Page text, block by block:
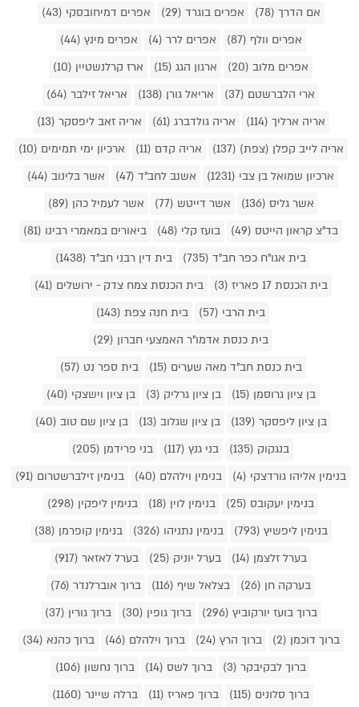
אם הדרך (78)
אפרים בוגרד (29)
אפרים דמיחובסקי (43)
אפרים וולף (87)
אפרים לרר (4)
אפרים מינץ (44)
אפרים מלוב (20)
ארגון הגג (15)
ארז קרלנשטיין (10)
ארי הלברשטם (37)
אריאל גורן (138)
אריאל זילבר (64)
אריה ארליך (114)
אריה גולדברג (61)
אריה זאב ליפסקר (13)
אריה לייב קפלן (צפת) (137)
אריה קדם (11)
ארכיון ימי תמימים (10)
ארכיון שמואל בן צבי (1231)
אשנב לחב"ד (47)
אשר בלינוב (44)
אשר גליס (136)
אשר דייטש (77)
אשר לעמיל כהן (89)
בד"צ קראון הייטס (49)
בועז קלי (48)
ביאורים במאמרי רבינו (81)
בית אגו"ח כפר חב"ד (735)
בית דין רבני חב"ד (1438)
בית הכנסת 17 פאריז (3)
בית הכנסת צמח צדק - ירושלים (41)
בית הרבי (57)
בית חנה צפת (143)
בית כנסת אדמו"ר האמצעי חברון (29)
בית כנסת חב"ד מאה שערים (15)
בית ספר נט (57)
בן ציון גרוסמן (15)
בן ציון גרליק (3)
בן ציון וישצקי (40)
בן ציון ליפסקר (139)
בן ציון שגלוב (13)
בן ציון שם טוב (40)
בנגקוק (135)
בני גנץ (117)
בני פרידמן (205)
בנימין אליהו גורדצקי (4)
בנימין וילהלם (40)
בנימין זילברשטרום (91)
בנימין יעקובס (25)
בנימין לוין (18)
בנימין ליפקין (298)
בנימין ליפשיץ (793)
בנימין נתניהו (326)
בנימין קופרמן (38)
בערל זלצמן (14)
בערל יוניק (25)
בערל לאזאר (917)
בערקה חן (26)
בצלאל שיף (116)
ברוך אוברלנדר (76)
ברוך בועז יורקוביץ (296)
ברוך גופין (30)
ברוך גורין (37)
ברוך דוכמן (2)
ברוך הרץ (24) ברוך וילהלם (46)
ברוך כהנא (34)
ברוך לבקיבקר (3)
ברוך לשס (14)
ברוך נחשון (106)
ברוך סלונים (115)
ברוך פאריז (11)
ברלה שיינר (1160)